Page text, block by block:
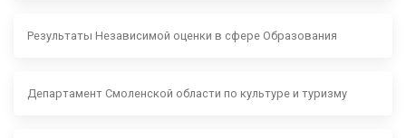
Результаты Независимой оценки в сфере Образования
Департамент Смоленской области по культуре и туризму